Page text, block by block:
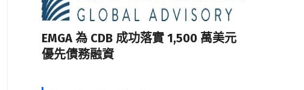
EMGA 為 CDB 成功落實 1,500 萬美元
優先債務融資